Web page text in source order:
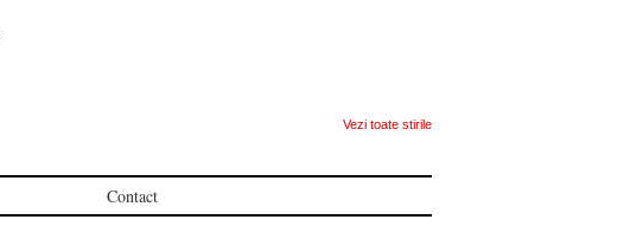
Vezi toate stirile
Contact